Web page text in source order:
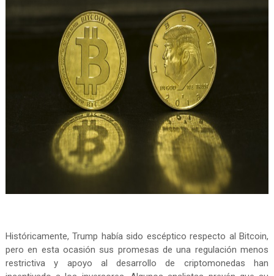
Históricamente, Trump había sido escéptico respecto al Bitcoin,
pero en esta ocasión sus promesas de una regulación menos
restrictiva y apoyo al desarrollo de criptomonedas han